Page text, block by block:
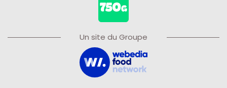
Un site du Groupe